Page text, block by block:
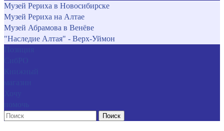
Музей Рериха в Новосибирске
Музей Рериха на Алтае
Музей Абрамова в Венёве
"Наследие Алтая" - Верх-Уймон
Поиск